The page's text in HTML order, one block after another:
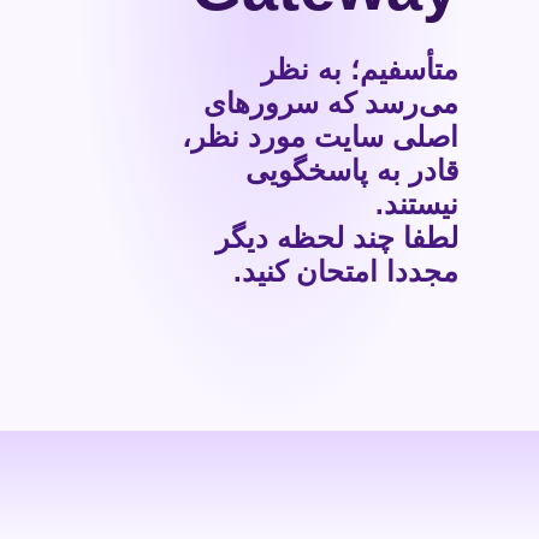
متأسفیم؛ به نظر
می‌رسد که سرورهای
اصلی سایت مورد نظر،
قادر به پاسخگویی
نیستند.
لطفا چند لحظه دیگر
مجددا امتحان کنید.